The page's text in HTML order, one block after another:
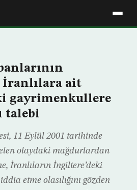
ait
gayrimenkullere
talebi
11 Eylül 2001 tarihinde
olaydaki mağdurlardan
İranlıların İngiltere’deki
etme olasılığını gözden